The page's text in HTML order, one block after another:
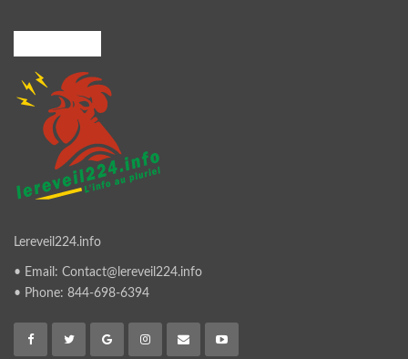
Lereveil224.info
• Email: Contact@lereveil224.info
• Phone: 844-698-6394